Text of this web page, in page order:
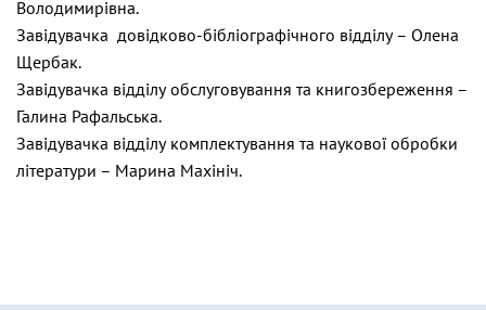
Володимирівна.
Завідувачка довідково-бібліографічного відділу – Олена
Щербак.
Завідувачка відділу обслуговування та книгозбереження –
Галина Рафальська.
Завідувачка відділу комплектування та наукової обробки
літератури – Марина Махініч.